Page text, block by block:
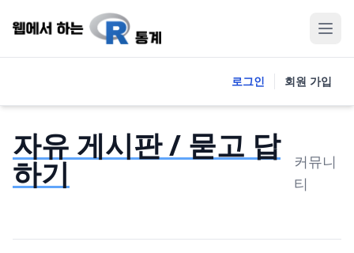
로그인 회원 가입
자유 게시판 / 묻고 답
하기
커뮤니
티